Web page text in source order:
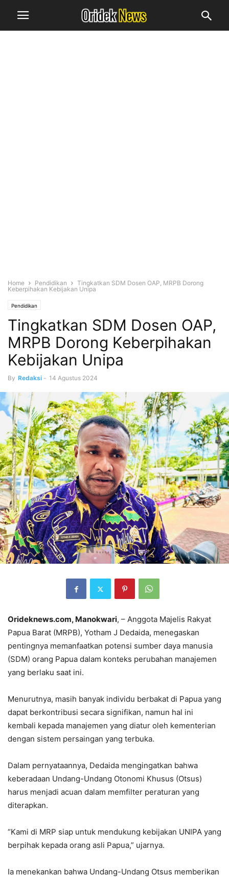
Home Pendidikan
Tingkatkan SDM Dosen OAP, MRPB Dorong
Keberpihakan Kebijakan Unipa
Pendidikan
Tingkatkan SDM Dosen OAP,
MRPB Dorong Keberpihakan
Kebijakan Unipa
By Redaksi - 14 Agustus 2024
Orideknews.com, Manokwari, – Anggota Majelis Rakyat
Papua Barat (MRPB), Yotham J Dedaida, menegaskan
pentingnya memanfaatkan potensi sumber daya manusia
(SDM) orang Papua dalam konteks perubahan manajemen
yang berlaku saat ini.
Menurutnya, masih banyak individu berbakat di Papua yang
dapat berkontribusi secara signifikan, namun hal ini
kembali kepada manajemen yang diatur oleh kementerian
dengan sistem persaingan yang terbuka.
Dalam pernyataannya, Dedaida mengingatkan bahwa
keberadaan Undang-Undang Otonomi Khusus (Otsus)
harus menjadi acuan dalam memfilter peraturan yang
diterapkan.
“Kami di MRP siap untuk mendukung kebijakan UNIPA yang
berpihak kepada orang asli Papua,” ujarnya.
Ia menekankan bahwa Undang-Undang Otsus memberikan